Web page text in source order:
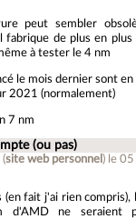
peut sembler
fabrique de plus en plus
à tester le 4 nm
le mois dernier sont
2021 (normalement)
7 nm
(ou pas)
(site web personnel ) le
(en fait j'ai rien compris),
ne seraient